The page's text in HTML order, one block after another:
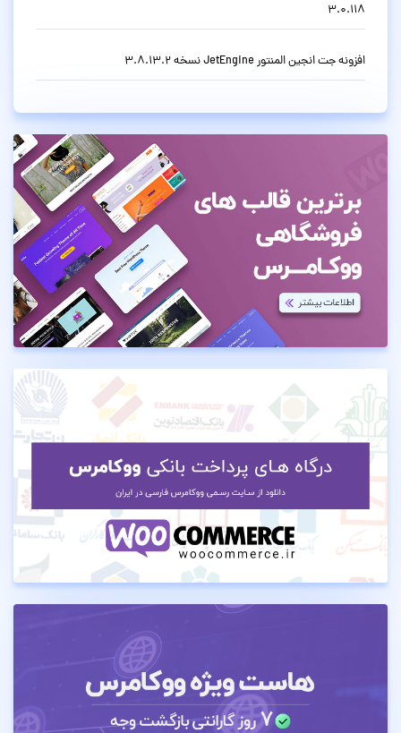
3.0.118
افزونه جت انجین المنتور JetEngine نسخه 3.8.13.2